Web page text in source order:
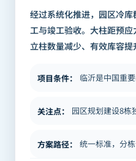
经过系统化推进，园区冷
工与竣工验收。大柱距预
立柱数量减少、有效库容
维管理带来了便利：维护
项目条件：
关注点：
方案路径：